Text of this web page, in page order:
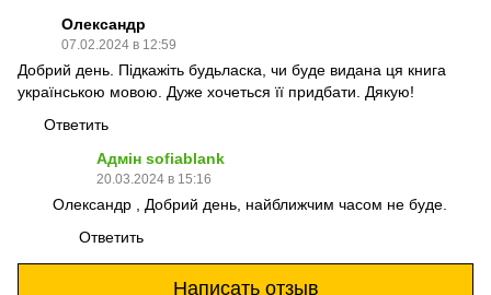
Олександр
07.02.2024 в 12:59
Добрий день. Підкажіть будьласка, чи буде видана ця книга
українською мовою. Дуже хочеться її придбати. Дякую!
Ответить
Адмін sofiablank
20.03.2024 в 15:16
Олександр , Добрий день, найближчим часом не буде.
Ответить
Написать отзыв